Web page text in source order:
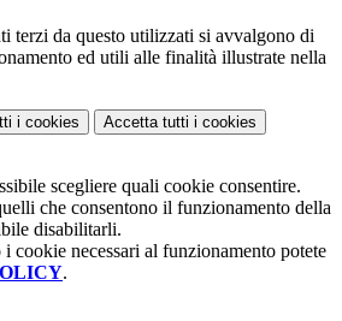
terzi da questo utilizzati si avvalgono di
ed utili alle finalità illustrate nella
i cookies Accetta tutti i cookies
scegliere quali cookie consentire.
che consentono il funzionamento della
disabilitarli.
cookie necessari al funzionamento potete
.